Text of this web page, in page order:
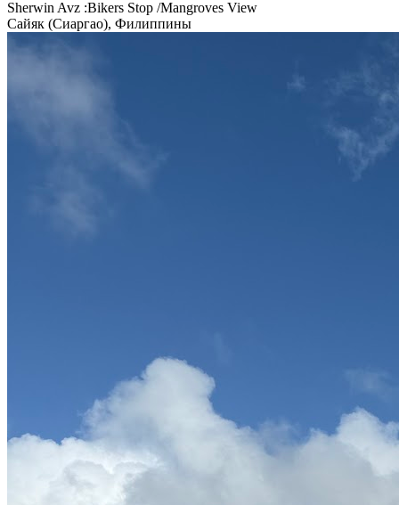
Sherwin Avz :Bikers Stop /Mangroves View
Сайяк (Сиаргао), Филиппины